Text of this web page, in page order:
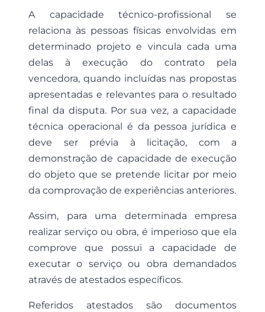
A capacidade técnico-profissional se
relaciona às pessoas físicas envolvidas em
determinado projeto e vincula cada uma
delas à execução do contrato pela
vencedora, quando incluídas nas propostas
apresentadas e relevantes para o resultado
final da disputa. Por sua vez, a capacidade
técnica operacional é da pessoa jurídica e
deve ser prévia à licitação, com a
demonstração de capacidade de execução
do objeto que se pretende licitar por meio
da comprovação de experiências anteriores.
Assim, para uma determinada empresa
realizar serviço ou obra, é imperioso que ela
comprove que possui a capacidade de
executar o serviço ou obra demandados
através de atestados específicos.
Referidos atestados são documentos